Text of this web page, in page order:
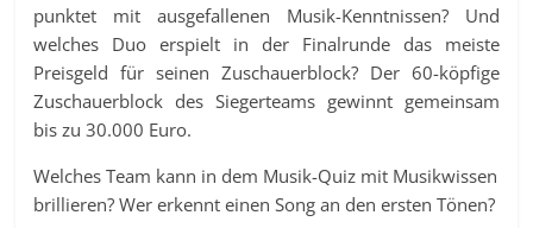
punktet mit ausgefallenen Musik-Kenntnissen? Und
welches Duo erspielt in der Finalrunde das meiste
Preisgeld für seinen Zuschauerblock? Der 60-köpfige
Zuschauerblock des Siegerteams gewinnt gemeinsam
bis zu 30.000 Euro.
Welches Team kann in dem Musik-Quiz mit Musikwissen
brillieren? Wer erkennt einen Song an den ersten Tönen?